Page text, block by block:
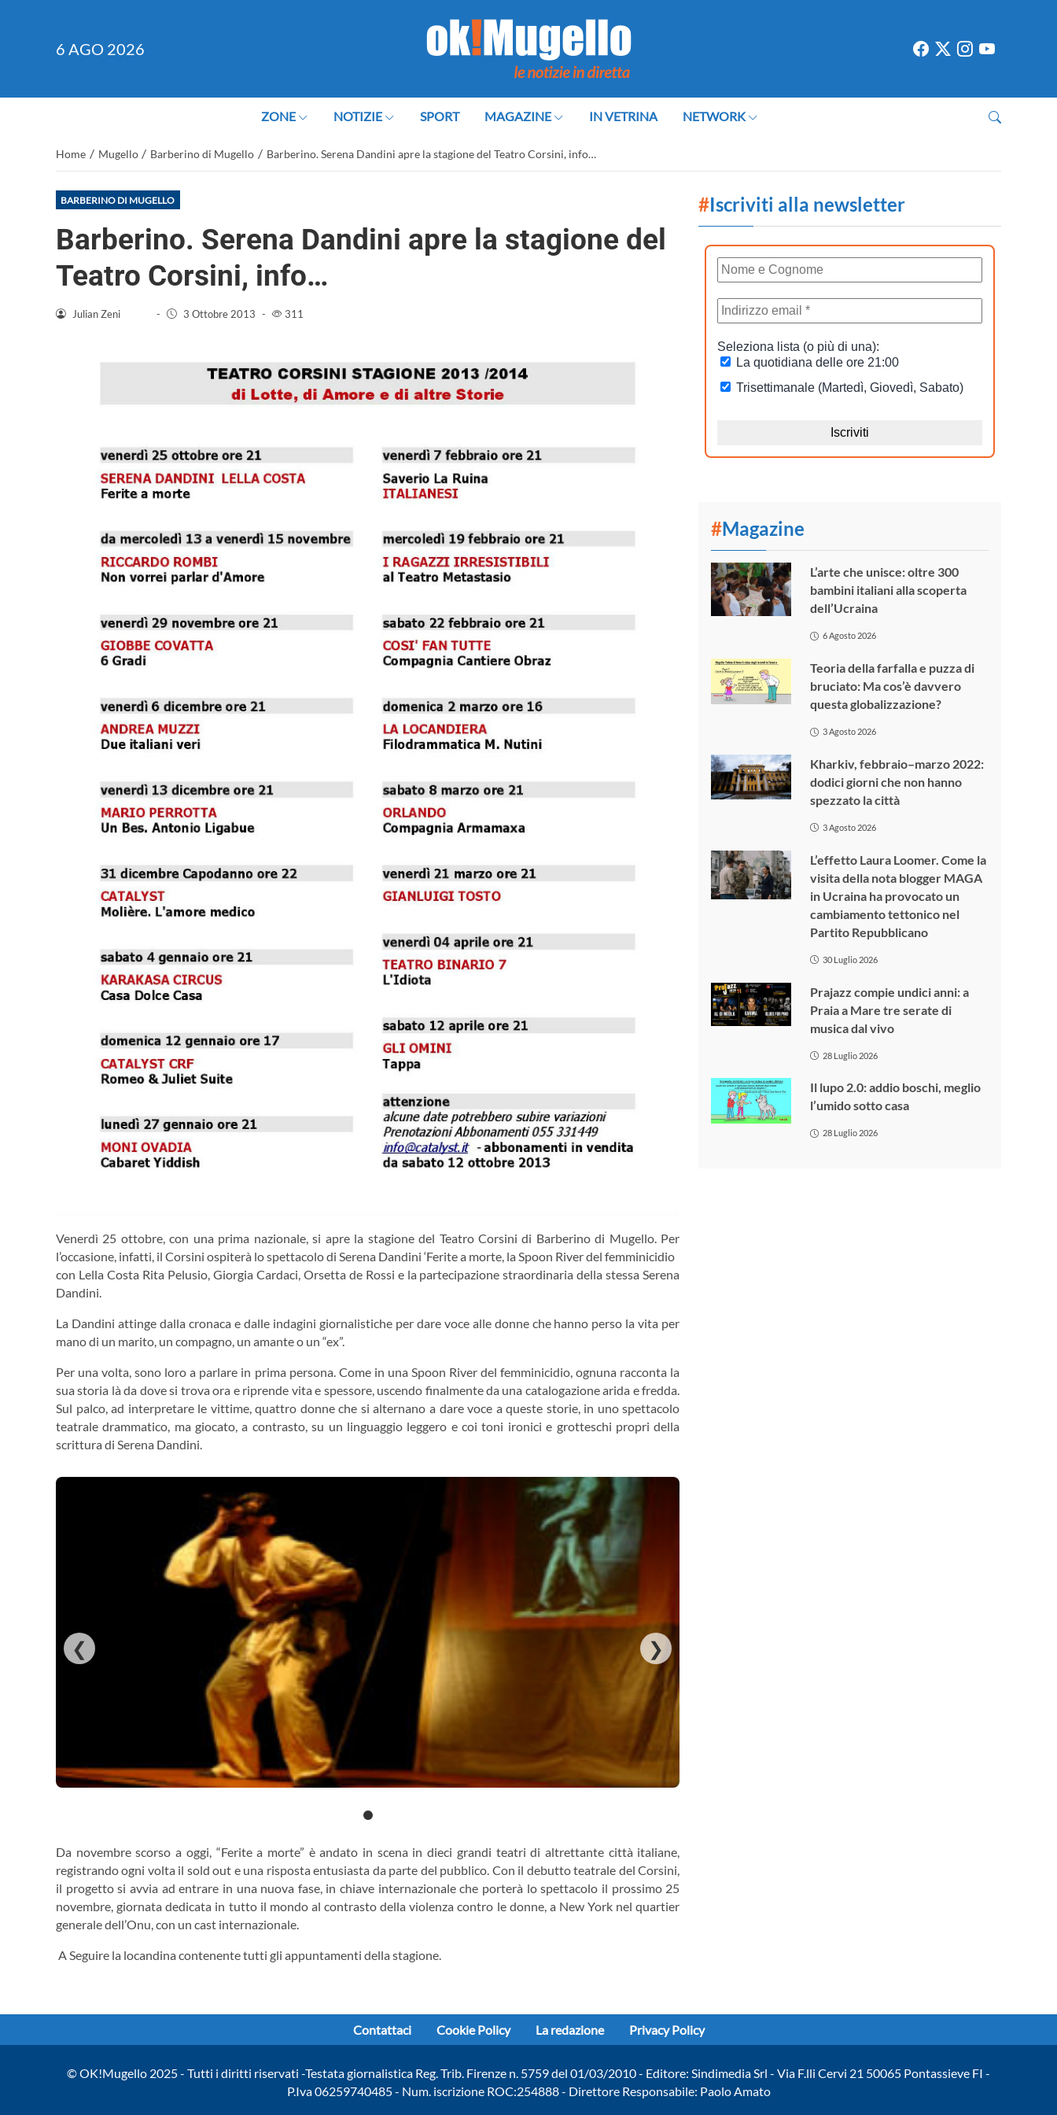
6 AGO 2026
ZONE NOTIZIE SPORT MAGAZINE IN VETRINA NETWORK
Home / Mugello / Barberino di Mugello / Barberino. Serena Dandini apre la stagione del Teatro Corsini, info…
BARBERINO DI MUGELLO
Barberino. Serena Dandini apre la stagione del
Teatro Corsini, info…
Julian Zeni - 3 Ottobre 2013 - 311
Venerdì 25 ottobre, con una prima nazionale, si apre la stagione del Teatro Corsini di Barberino di Mugello. Per
l’occasione, infatti, il Corsini ospiterà lo spettacolo di Serena Dandini ‘Ferite a morte, la Spoon River del femminicidio
con Lella Costa Rita Pelusio, Giorgia Cardaci, Orsetta de Rossi e la partecipazione straordinaria della stessa Serena
Dandini.
La Dandini attinge dalla cronaca e dalle indagini giornalistiche per dare voce alle donne che hanno perso la vita per
mano di un marito, un compagno, un amante o un “ex”.
Per una volta, sono loro a parlare in prima persona. Come in una Spoon River del femminicidio, ognuna racconta la
sua storia là da dove si trova ora e riprende vita e spessore, uscendo finalmente da una catalogazione arida e fredda.
Sul palco, ad interpretare le vittime, quattro donne che si alternano a dare voce a queste storie, in uno spettacolo
teatrale drammatico, ma giocato, a contrasto, su un linguaggio leggero e coi toni ironici e grotteschi propri della
scrittura di Serena Dandini.
❮ ❯
Da novembre scorso a oggi, “Ferite a morte” è andato in scena in dieci grandi teatri di altrettante città italiane,
registrando ogni volta il sold out e una risposta entusiasta da parte del pubblico. Con il debutto teatrale del Corsini,
il progetto si avvia ad entrare in una nuova fase, in chiave internazionale che porterà lo spettacolo il prossimo 25
novembre, giornata dedicata in tutto il mondo al contrasto della violenza contro le donne, a New York nel quartier
generale dell’Onu, con un cast internazionale.
A Seguire la locandina contenente tutti gli appuntamenti della stagione.
#Iscriviti alla newsletter
#Magazine
L’arte che unisce: oltre 300
bambini italiani alla scoperta
dell’Ucraina
6 Agosto 2026
Teoria della farfalla e puzza di
bruciato: Ma cos’è davvero
questa globalizzazione?
3 Agosto 2026
Kharkiv, febbraio–marzo 2022:
dodici giorni che non hanno
spezzato la città
3 Agosto 2026
L’effetto Laura Loomer. Come la
visita della nota blogger MAGA
in Ucraina ha provocato un
cambiamento tettonico nel
Partito Repubblicano
30 Luglio 2026
Prajazz compie undici anni: a
Praia a Mare tre serate di
musica dal vivo
28 Luglio 2026
Il lupo 2.0: addio boschi, meglio
l’umido sotto casa
28 Luglio 2026
Contattaci Cookie Policy La redazione Privacy Policy
© OK!Mugello 2025 - Tutti i diritti riservati -Testata giornalistica Reg. Trib. Firenze n. 5759 del 01/03/2010 - Editore: Sindimedia Srl - Via F.lli Cervi 21 50065 Pontassieve FI -
P.Iva 06259740485 - Num. iscrizione ROC:254888 - Direttore Responsabile: Paolo Amato